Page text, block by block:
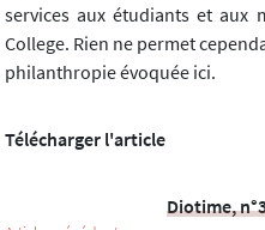
services aux étudiants et aux
College. Rien ne permet
philanthropie évoquée ici.
Télécharger l'article
Diotime,